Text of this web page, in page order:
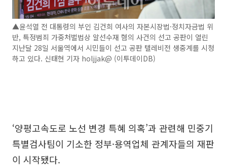
▲윤석열 전 대통령의 부인 김건희 여사의 자본시장법·정치자금법 위
반, 특정범죄 가중처벌법상 알선수재 혐의 사건의 선고 공판이 열린
지난달 28일 서울역에서 시민들이 선고 공판 텔레비전 생중계를 시청
하고 있다. 신태현 기자 holjjak@ (이투데이DB)
‘양평고속도로 노선 변경 특혜 의혹’과 관련해 민중기
특별검사팀이 기소한 정부·용역업체 관계자들의 재판
이 시작됐다.